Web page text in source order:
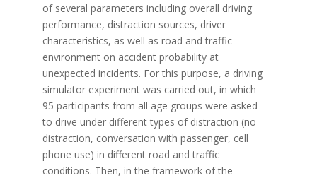
of several parameters including overall driving
performance, distraction sources, driver
characteristics, as well as road and traffic
environment on accident probability at
unexpected incidents. For this purpose, a driving
simulator experiment was carried out, in which
95 participants from all age groups were asked
to drive under different types of distraction (no
distraction, conversation with passenger, cell
phone use) in different road and traffic
conditions. Then, in the framework of the